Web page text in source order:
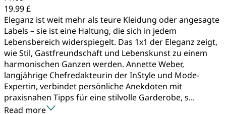
19.99 £
Eleganz ist weit mehr als teure Kleidung oder angesagte
Labels – sie ist eine Haltung, die sich in jedem
Lebensbereich widerspiegelt. Das 1x1 der Eleganz zeigt,
wie Stil, Gastfreundschaft und Lebenskunst zu einem
harmonischen Ganzen werden. Annette Weber,
langjährige Chefredakteurin der InStyle und Mode-
Expertin, verbindet persönliche Anekdoten mit
praxisnahen Tipps für eine stilvolle Garderobe, s...
Read more